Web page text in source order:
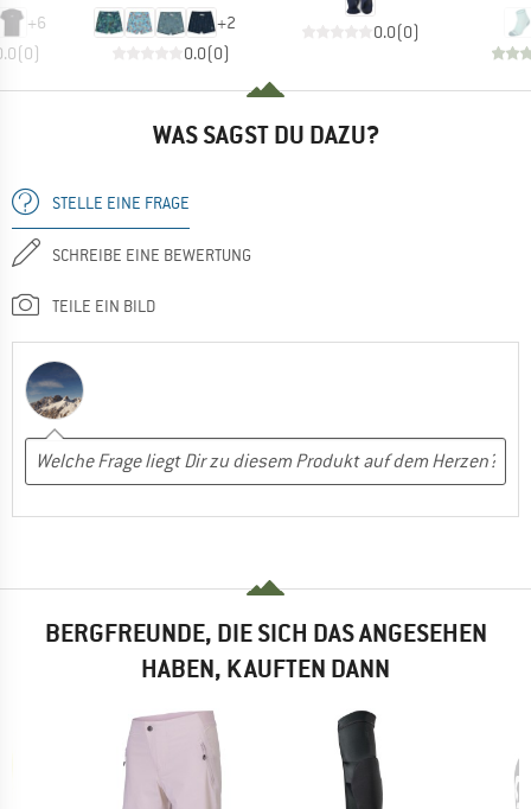
+6
(0)
+2
0.0(0)
0.0(0)
WAS SAGST DU DAZU?
STELLE EINE FRAGE
SCHREIBE EINE BEWERTUNG
TEILE EIN BILD
BERGFREUNDE, DIE SICH DAS ANGESEHEN
HABEN, KAUFTEN DANN